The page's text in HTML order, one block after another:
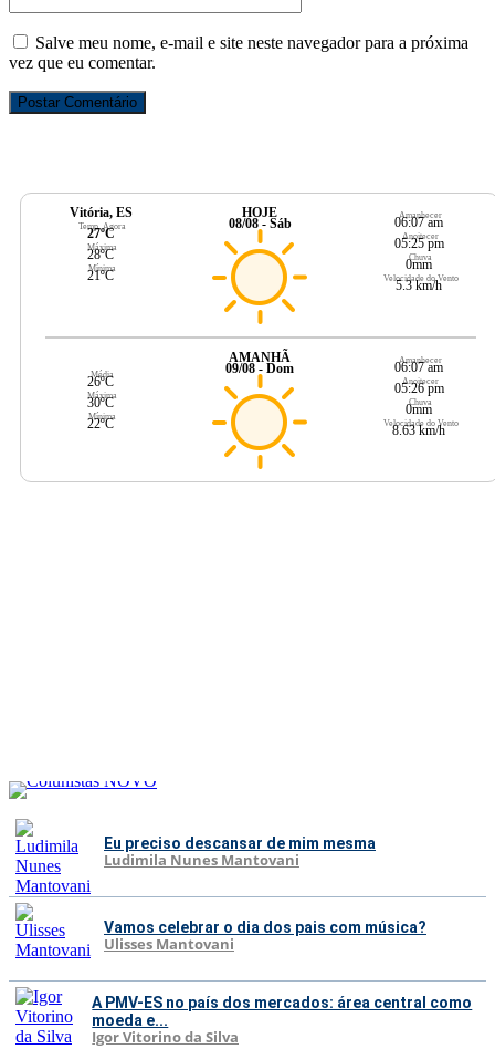
Salve meu nome, e-mail e site neste navegador para a próxima
vez que eu comentar.
Vitória, ES
Temp. Agora
27ºC
Máxima
28ºC
Mínima
21ºC
HOJE
08/08 - Sáb
Amanhecer
06:07 am
Anoitecer
05:25 pm
Chuva
0mm
Velocidade do Vento
5.3 km/h
Média
26ºC
Máxima
30ºC
Mínima
22ºC
AMANHÃ
09/08 - Dom
Amanhecer
06:07 am
Anoitecer
05:26 pm
Chuva
0mm
Velocidade do Vento
8.63 km/h
Eu preciso descansar de mim mesma
Ludimila Nunes Mantovani
Vamos celebrar o dia dos pais com música?
Ulisses Mantovani
A PMV-ES no país dos mercados: área central como
moeda e...
Igor Vitorino da Silva